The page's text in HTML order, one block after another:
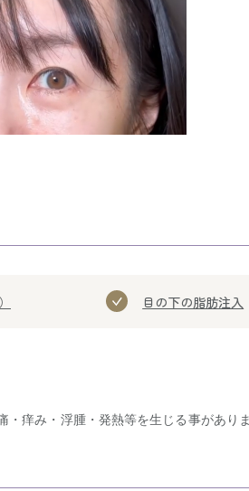
目の下の脂肪注入
・痒み・浮腫・発熱等を生じる事があり